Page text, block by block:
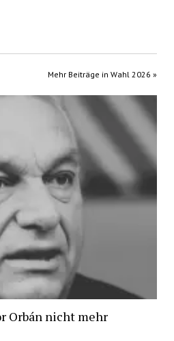
Mehr Beiträge in Wahl 2026 »
Orbán nicht mehr